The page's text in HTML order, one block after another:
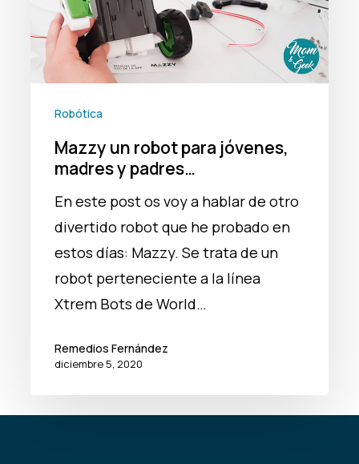
padres…
Robótica
Mazzy un robot para jóvenes,
madres y padres…
En este post os voy a hablar de otro
divertido robot que he probado en
estos días: Mazzy. Se trata de un
robot perteneciente a la línea
Xtrem Bots de World…
Remedios Fernández
diciembre 5, 2020